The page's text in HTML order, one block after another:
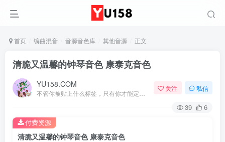
首页 编曲混音 音源音色库 其他音源 正文
清脆又温馨的钟琴音色 康泰克音色
YU158.COM 关注 私信
39 6
清脆又温馨的钟琴音色 康泰克音色
付费资源